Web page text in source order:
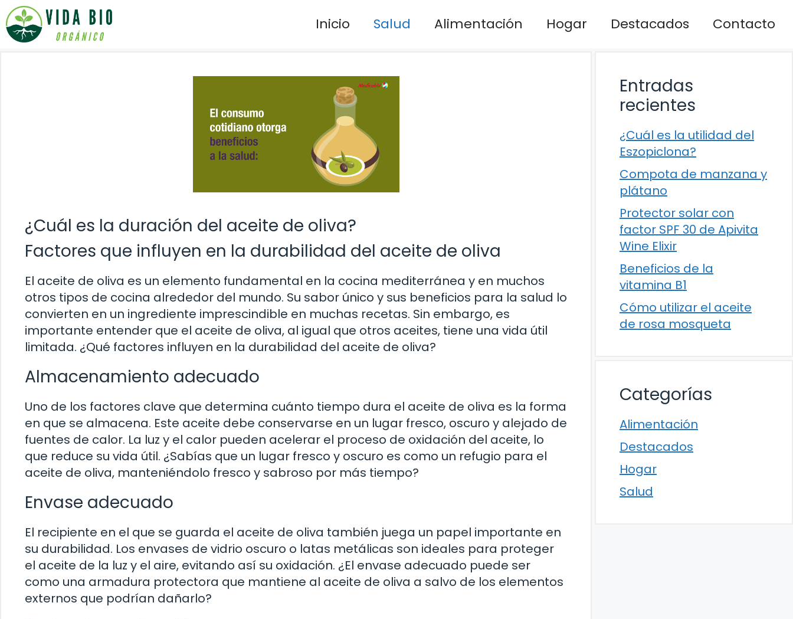
Saltar
al
contenido
Inicio Salud Alimentación Hogar Destacados Contacto
¿Cuál es la duración del aceite de oliva?
Factores que influyen en la durabilidad del aceite de oliva
El aceite de oliva es un elemento fundamental en la cocina mediterránea y en muchos
otros tipos de cocina alrededor del mundo. Su sabor único y sus beneficios para la salud lo
convierten en un ingrediente imprescindible en muchas recetas. Sin embargo, es
importante entender que el aceite de oliva, al igual que otros aceites, tiene una vida útil
limitada. ¿Qué factores influyen en la durabilidad del aceite de oliva?
Almacenamiento adecuado
Uno de los factores clave que determina cuánto tiempo dura el aceite de oliva es la forma
en que se almacena. Este aceite debe conservarse en un lugar fresco, oscuro y alejado de
fuentes de calor. La luz y el calor pueden acelerar el proceso de oxidación del aceite, lo
que reduce su vida útil. ¿Sabías que un lugar fresco y oscuro es como un refugio para el
aceite de oliva, manteniéndolo fresco y sabroso por más tiempo?
Envase adecuado
El recipiente en el que se guarda el aceite de oliva también juega un papel importante en
su durabilidad. Los envases de vidrio oscuro o latas metálicas son ideales para proteger
el aceite de la luz y el aire, evitando así su oxidación. ¿El envase adecuado puede ser
como una armadura protectora que mantiene al aceite de oliva a salvo de los elementos
externos que podrían dañarlo?
Entradas
recientes
¿Cuál es la utilidad del
Eszopiclona?
Compota de manzana y
plátano
Protector solar con
factor SPF 30 de Apivita
Wine Elixir
Beneficios de la
vitamina B1
Cómo utilizar el aceite
de rosa mosqueta
Categorías
Alimentación
Destacados
Hogar
Salud